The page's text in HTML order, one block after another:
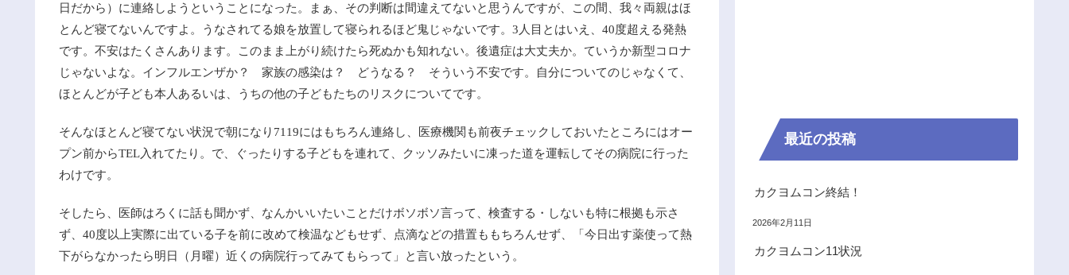
日だから）に連絡しようということになった。まぁ、その判断は間違えてないと思うんですが、この間、我々両親はほ
とんど寝てないんですよ。うなされてる娘を放置して寝られるほど鬼じゃないです。3人目とはいえ、40度超える発熱
です。不安はたくさんあります。このまま上がり続けたら死ぬかも知れない。後遺症は大丈夫か。ていうか新型コロナ
じゃないよな。インフルエンザか？ 家族の感染は？ どうなる？ そういう不安です。自分についてのじゃなくて、
ほとんどが子ども本人あるいは、うちの他の子どもたちのリスクについてです。
そんなほとんど寝てない状況で朝になり7119にはもちろん連絡し、医療機関も前夜チェックしておいたところにはオー
プン前からTEL入れてたり。で、ぐったりする子どもを連れて、クッソみたいに凍った道を運転してその病院に行った
わけです。
そしたら、医師はろくに話も聞かず、なんかいいたいことだけボソボソ言って、検査する・しないも特に根拠も示さ
ず、40度以上実際に出ている子を前に改めて検温などもせず、点滴などの措置ももちろんせず、「今日出す薬使って熱
下がらなかったら明日（月曜）近くの病院行ってみてもらって」と言い放ったという。
最近の投稿
カクヨムコン終結！
2026年2月11日
カクヨムコン11状況